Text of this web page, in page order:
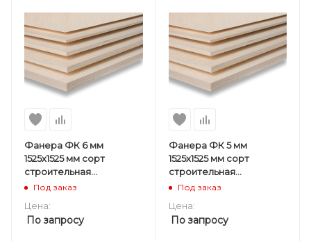
Фанера ФК 6 мм
1525х1525 мм сорт
строительная
нешлифованная
Под заказ
Цена:
По запросу
Фанера ФК 5 мм
1525х1525 мм сорт
строительная
нешлифованная
Под заказ
Цена:
По запросу